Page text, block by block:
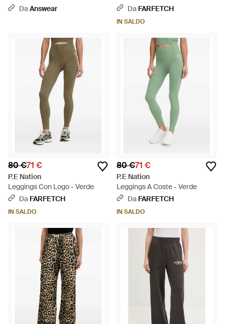
Dynamic - Nero
DaAnswear
Verde
Da FARFETCH
IN SALDO
80 €71 €
P.E Nation
Leggings Con Logo - Verde
Da FARFETCH
IN SALDO
80 €71 €
P.E Nation
Leggings A Coste - Verde
Da FARFETCH
IN SALDO